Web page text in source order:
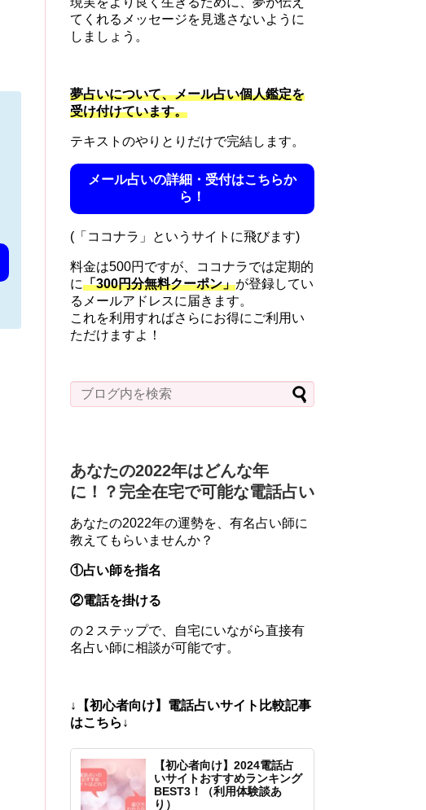
てくれるメッセージを見逃さないように
しましょう。
夢占いについて、メール占い個人鑑定を
受け付けています。
テキストのやりとりだけで完結します。
メール占いの詳細・受付はこちらか
ら！
(「ココナラ」というサイトに飛びます)
料金は500円ですが、ココナラでは定期的
に「300円分無料クーポン」が登録してい
るメールアドレスに届きます。
これを利用すればさらにお得にご利用い
ただけますよ！
あなたの2022年はどんな年
に！？完全在宅で可能な電話占い
あなたの2022年の運勢を、有名占い師に
教えてもらいませんか？
①占い師を指名
②電話を掛ける
の２ステップで、自宅にいながら直接有
名占い師に相談が可能です。
↓【初心者向け】電話占いサイト比較記事
はこちら↓
【初心者向け】2024電話占
いサイトおすすめランキング
BEST3！（利用体験談あ
り）